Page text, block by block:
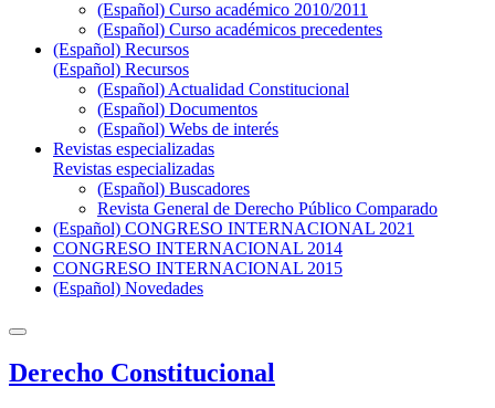
(Español) Curso académico 2010/2011
(Español) Curso académicos precedentes
(Español) Recursos
(Español) Recursos
(Español) Actualidad Constitucional
(Español) Documentos
(Español) Webs de interés
Revistas especializadas
Revistas especializadas
(Español) Buscadores
Revista General de Derecho Público Comparado
(Español) CONGRESO INTERNACIONAL 2021
CONGRESO INTERNACIONAL 2014
CONGRESO INTERNACIONAL 2015
(Español) Novedades
Derecho Constitucional